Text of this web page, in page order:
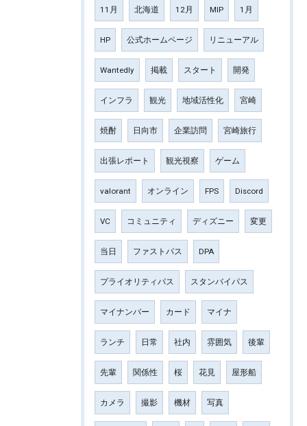
11月 北海道 12月 MIP 1月
HP 公式ホームページ リニューアル
Wantedly 掲載 スタート 開発
インフラ 観光 地域活性化 宮崎
焼酎 日向市 企業訪問 宮崎旅行
出張レポート 観光視察 ゲーム
valorant オンライン FPS Discord
VC コミュニティ ディズニー 変更
当日 ファストパス DPA
プライオリティパス スタンバイパス
マイナンバー カード マイナ
ランチ 日常 社内 雰囲気 後輩
先輩 関係性 桜 花見 屋形船
カメラ 撮影 機材 写真